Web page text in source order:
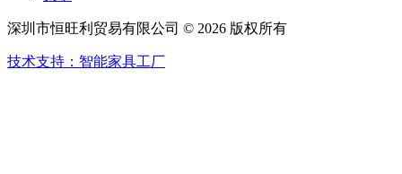
深圳市恒旺利贸易有限公司 © 2026 版权所有
技术支持：智能家具工厂